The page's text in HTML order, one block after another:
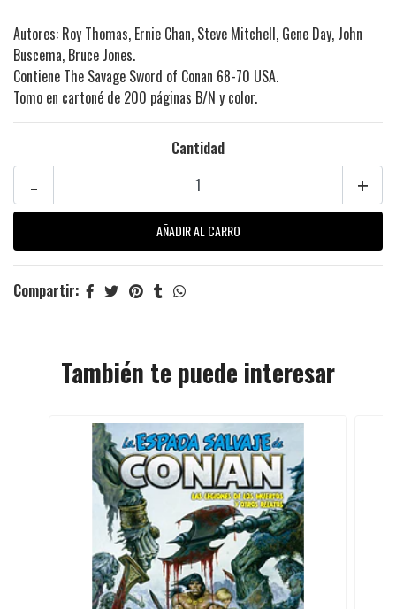
Autores: Roy Thomas, Ernie Chan, Steve Mitchell, Gene Day, John
Buscema, Bruce Jones.
Contiene The Savage Sword of Conan 68-70 USA.
Tomo en cartoné de 200 páginas B/N y color.
Cantidad
+
-
Compartir:
También te puede interesar